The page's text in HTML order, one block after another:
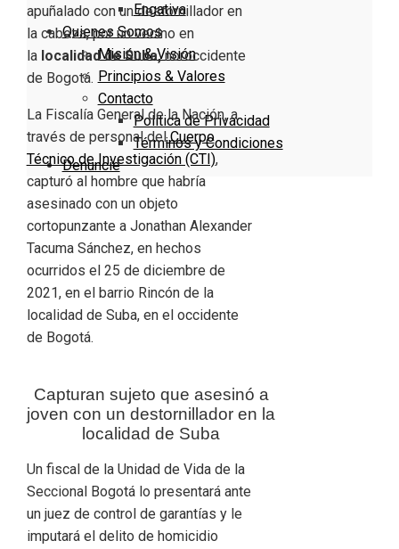
Engativa
Quienes Somos
Misión & Visión
Principios & Valores
Contacto
Política de Privacidad
Términos y Condiciones
Denuncie
apuñalado con un destornillador en
la cabeza, por un vecino en
lalocalidad de Suba,noroccidente
de Bogotá.
La Fiscalía General de la Nación, a
través de personal delCuerpo
Técnico de Investigación (CTI),
capturó al hombre que habría
asesinado con un objeto
cortopunzante a Jonathan Alexander
Tacuma Sánchez, en hechos
ocurridos el 25 de diciembre de
2021, en el barrio Rincón de la
localidad de Suba, en el occidente
de Bogotá.
Capturan sujeto que asesinó a
joven con un destornillador en la
localidad de Suba
Un fiscal de la Unidad de Vida de la
Seccional Bogotá lo presentará ante
un juez de control de garantías y le
imputará el delito de homicidio